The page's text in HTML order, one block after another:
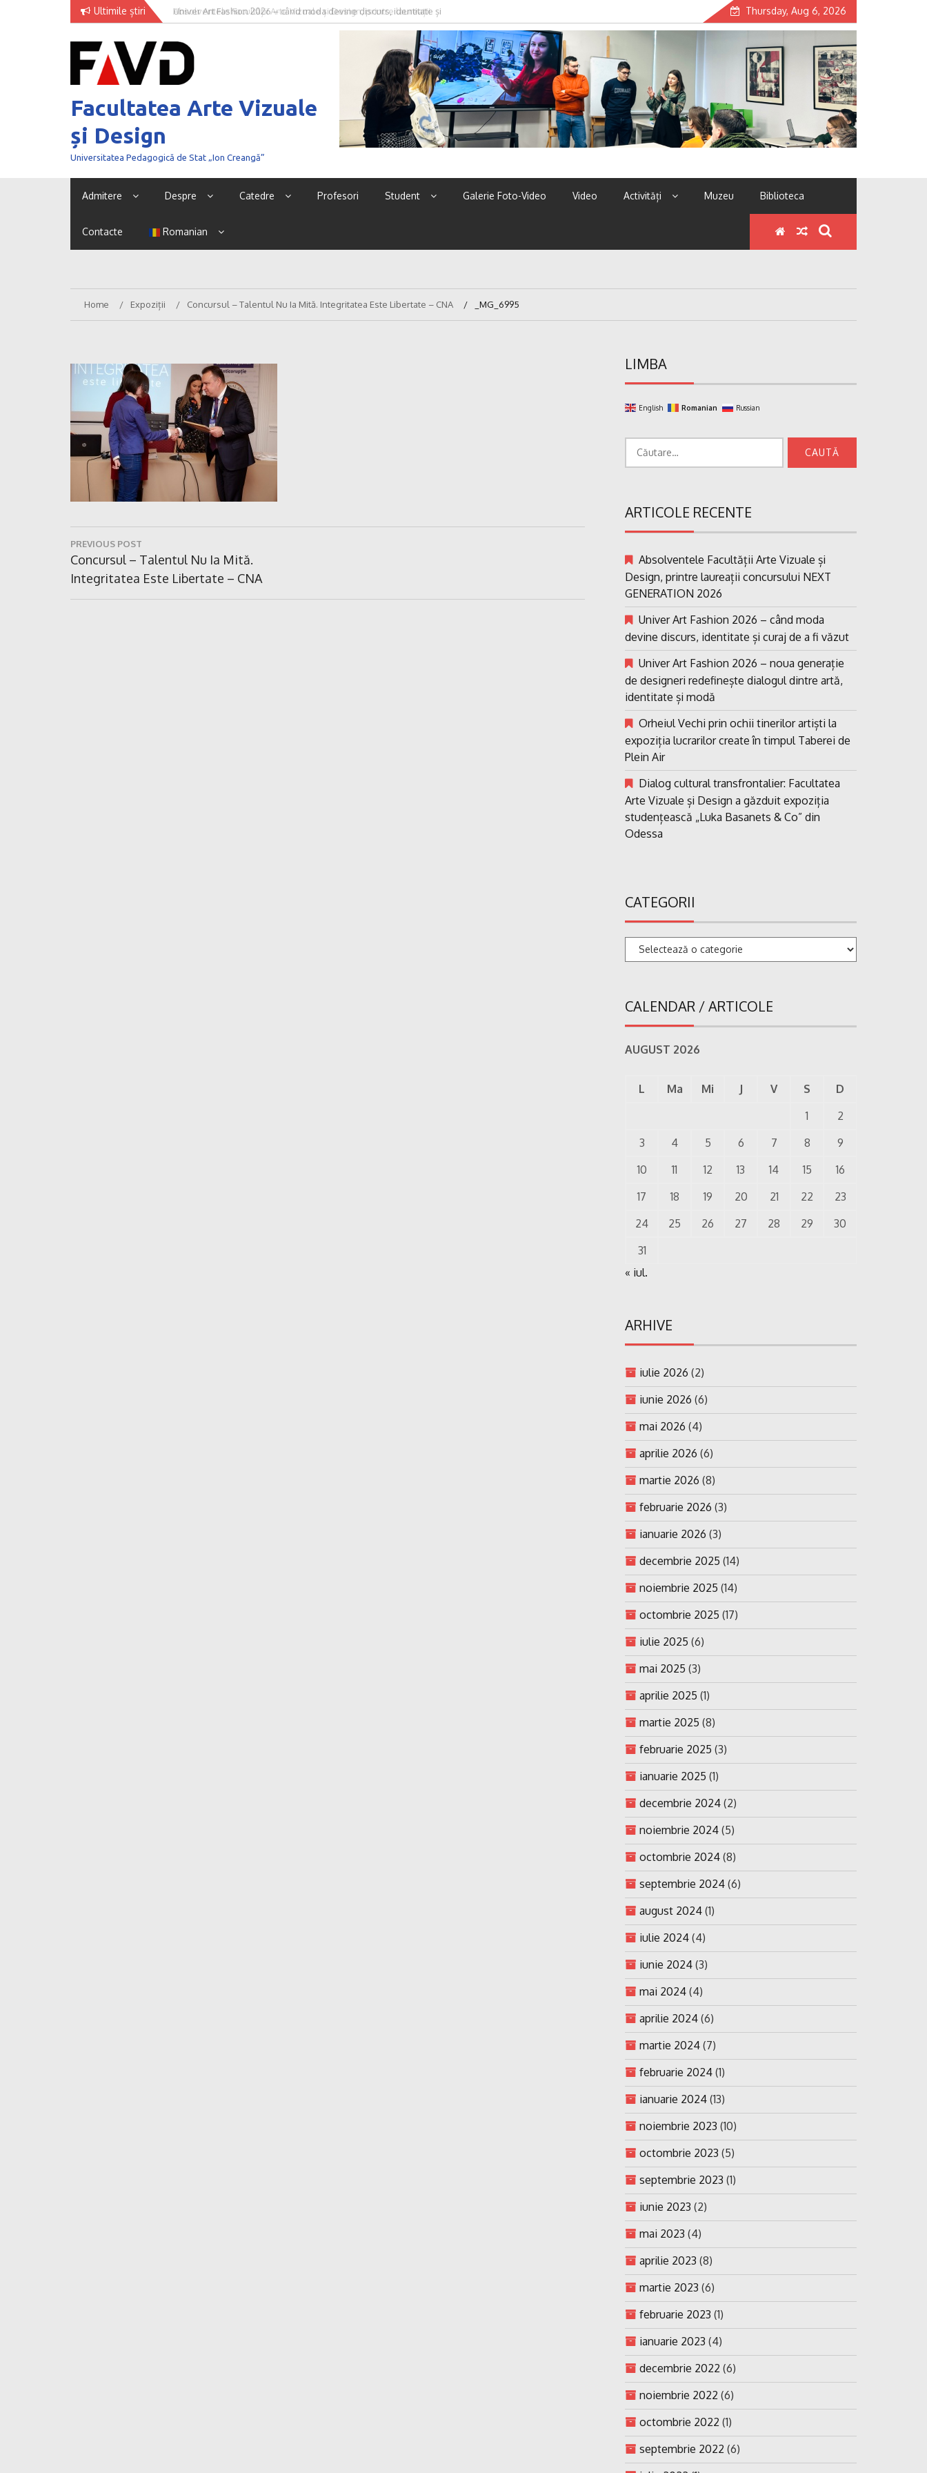
Ultimile știri
Univer Art Fashion 2026 – când moda devine discurs, identitate și
curaj de a fi văzut
Thursday, Aug 6, 2026
Facultatea Arte Vizuale
și Design
Universitatea Pedagogică de Stat „Ion Creangă”
Admitere Despre Catedre Profesori Student Galerie Foto-Video Video Activități Muzeu Biblioteca
Contacte Romanian
Home Expoziții Concursul – Talentul Nu Ia Mită. Integritatea Este Libertate – CNA _MG_6995
Navigare
în
articole
PREVIOUS POST
Previous
Post:
Concursul – Talentul Nu Ia Mită.
Integritatea Este Libertate – CNA
LIMBA
English Romanian Russian
ARTICOLE RECENTE
Absolventele Facultății Arte Vizuale și
Design, printre laureații concursului NEXT
GENERATION 2026
Univer Art Fashion 2026 – când moda
devine discurs, identitate și curaj de a fi văzut
Univer Art Fashion 2026 – noua generație
de designeri redefinește dialogul dintre artă,
identitate și modă
Orheiul Vechi prin ochii tinerilor artiști la
expoziția lucrarilor create în timpul Taberei de
Plein Air
Dialog cultural transfrontalier: Facultatea
Arte Vizuale și Design a găzduit expoziția
studențească „Luka Basanets & Co” din
Odessa
CATEGORII
Categorii
CALENDAR / ARTICOLE
AUGUST 2026
L Ma Mi J V S
D
1
2
3
4 5 6 7 8
9
10
11 12 13 14 15
16
17
18 19 20 21 22
23
24
25 26 27 28 29
30
31
« iul.
ARHIVE
iulie 2026 (2)
iunie 2026 (6)
mai 2026 (4)
aprilie 2026 (6)
martie 2026 (8)
februarie 2026 (3)
ianuarie 2026 (3)
decembrie 2025 (14)
noiembrie 2025 (14)
octombrie 2025 (17)
iulie 2025 (6)
mai 2025 (3)
aprilie 2025 (1)
martie 2025 (8)
februarie 2025 (3)
ianuarie 2025 (1)
decembrie 2024 (2)
noiembrie 2024 (5)
octombrie 2024 (8)
septembrie 2024 (6)
august 2024 (1)
iulie 2024 (4)
iunie 2024 (3)
mai 2024 (4)
aprilie 2024 (6)
martie 2024 (7)
februarie 2024 (1)
ianuarie 2024 (13)
noiembrie 2023 (10)
octombrie 2023 (5)
septembrie 2023 (1)
iunie 2023 (2)
mai 2023 (4)
aprilie 2023 (8)
martie 2023 (6)
februarie 2023 (1)
ianuarie 2023 (4)
decembrie 2022 (6)
noiembrie 2022 (6)
octombrie 2022 (1)
septembrie 2022 (6)